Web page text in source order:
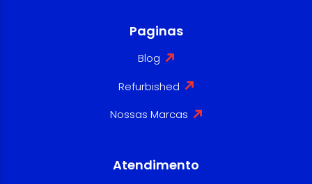
Paginas
Blog
Refurbished
Nossas Marcas
Atendimento